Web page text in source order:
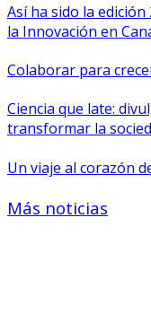
Así ha sido la edición
la Innovación en
Colaborar para
Ciencia que late:
transformar la
Un viaje al corazón
Más noticias